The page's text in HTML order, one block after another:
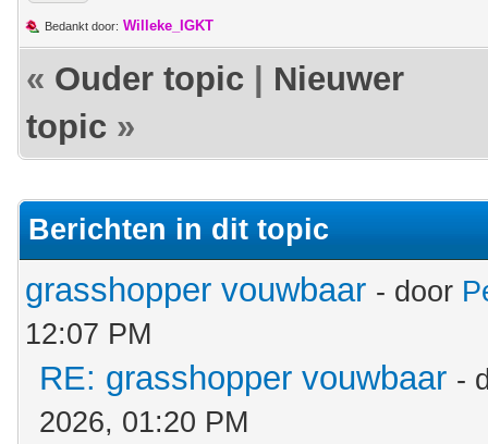
Bedankt door: Willeke_IGKT
« Ouder topic
Nieuwer
topic »
Berichten in dit topic
grasshopper vouwbaar - door
12:07 PM
RE: grasshopper vouwbaar -
2026, 01:20 PM